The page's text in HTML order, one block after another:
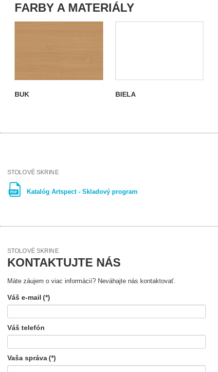
FARBY A MATERIÁLY
BUK BIELA
STOLOVÉ SKRINE
Katalóg Artspect - Skladový program
STOLOVÉ SKRINE
KONTAKTUJTE NÁS
Máte záujem o viac informácií? Neváhajte nás kontaktovať.
Váš e-mail (*)
Váš telefón
Vaša správa(*)